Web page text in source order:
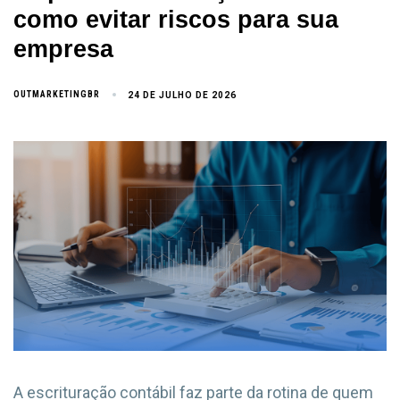
como evitar riscos para sua
empresa
OUTMARKETINGBR 24 DE JULHO DE 2026
A escrituração contábil faz parte da rotina de quem